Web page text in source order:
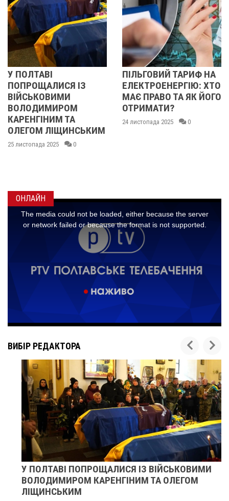
ІЗ
ТА
ЛІЩИНСЬКИМ
2025 0
ПІЛЬГОВИЙ ТАРИФ НА
ЕЛЕКТРОЕНЕРГІЮ: ХТО
МАЄ ПРАВО ТА ЯК ЙОГО
ОТРИМАТИ?
24 листопада 2025 0
У
ОНЛАЙН
ВИБІР РЕДАКТОРА
У ПОЛТАВІ ПОПРОЩАЛИСЯ ІЗ ВІЙСЬКОВИМИ
ВОЛОДИМИРОМ КАРЕНГІНИМ ТА ОЛЕГОМ
ЛІЩИНСЬКИМ